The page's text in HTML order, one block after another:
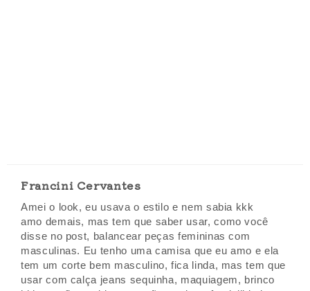
Francini Cervantes
Amei o look, eu usava o estilo e nem sabia kkk
amo demais, mas tem que saber usar, como você
disse no post, balancear peças femininas com
masculinas. Eu tenho uma camisa que eu amo e ela
tem um corte bem masculino, fica linda, mas tem que
usar com calça jeans sequinha, maquiagem, brinco